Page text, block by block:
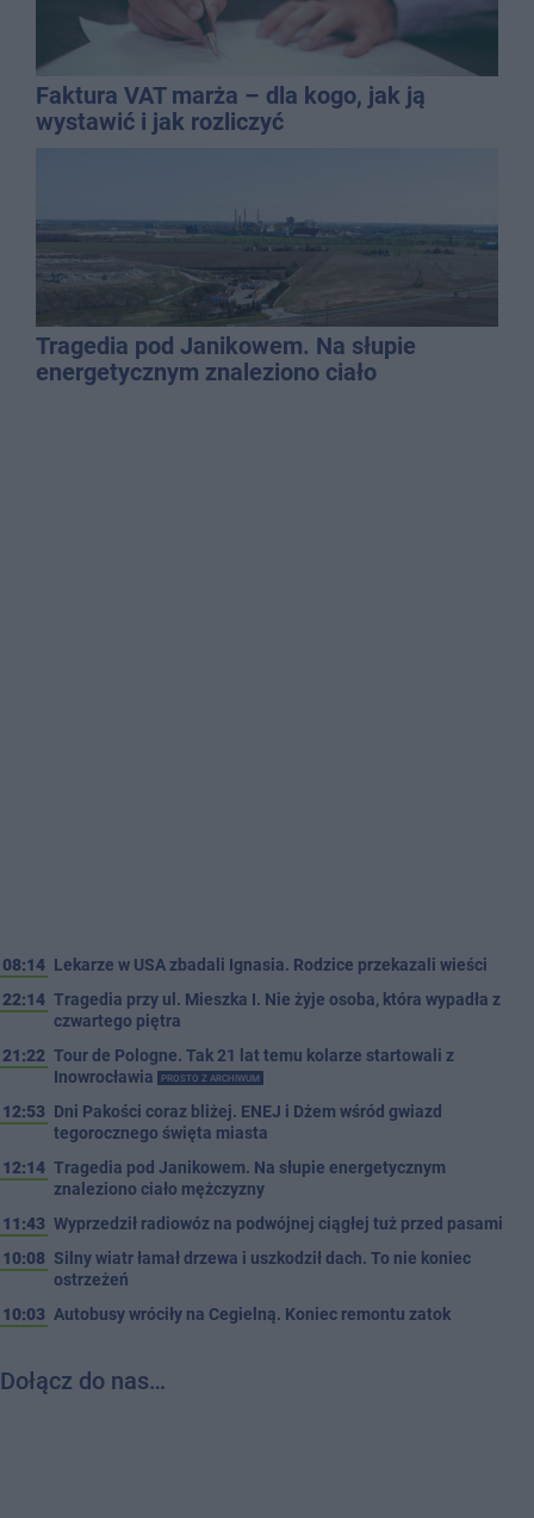
Faktura VAT marża – dla kogo, jak ją
wystawić i jak rozliczyć
Tragedia pod Janikowem. Na słupie
energetycznym znaleziono ciało
08:14 Lekarze w USA zbadali Ignasia. Rodzice przekazali wieści
22:14 Tragedia przy ul. Mieszka I. Nie żyje osoba, która wypadła z
czwartego piętra
21:22 Tour de Pologne. Tak 21 lat temu kolarze startowali z
Inowrocławia
PROSTO Z ARCHIWUM
12:53 Dni Pakości coraz bliżej. ENEJ i Dżem wśród gwiazd
tegorocznego święta miasta
12:14 Tragedia pod Janikowem. Na słupie energetycznym
znaleziono ciało mężczyzny
11:43 Wyprzedził radiowóz na podwójnej ciągłej tuż przed pasami
10:08 Silny wiatr łamał drzewa i uszkodził dach. To nie koniec
ostrzeżeń
10:03 Autobusy wróciły na Cegielną. Koniec remontu zatok
Dołącz do nas…